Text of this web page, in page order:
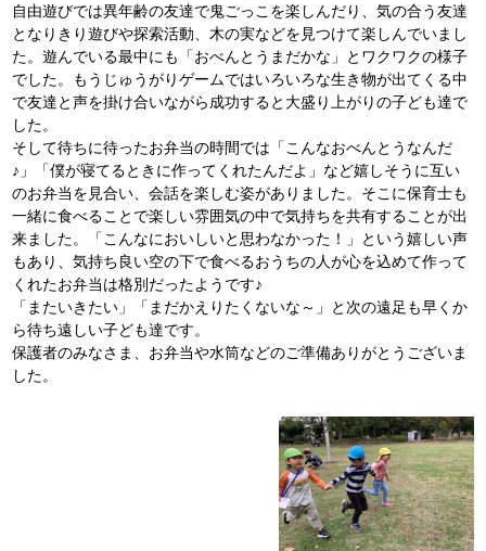
自由遊びでは異年齢の友達で鬼ごっこを楽しんだり、気の合う友達
となりきり遊びや探索活動、木の実などを見つけて楽しんでいまし
た。遊んでいる最中にも「おべんとうまだかな」とワクワクの様子
でした。もうじゅうがりゲームではいろいろな生き物が出てくる中
で友達と声を掛け合いながら成功すると大盛り上がりの子ども達で
した。
そして待ちに待ったお弁当の時間では「こんなおべんとうなんだ
♪」「僕が寝てるときに作ってくれたんだよ」など嬉しそうに互い
のお弁当を見合い、会話を楽しむ姿がありました。そこに保育士も
一緒に食べることで楽しい雰囲気の中で気持ちを共有することが出
来ました。「こんなにおいしいと思わなかった！」という嬉しい声
もあり、気持ち良い空の下で食べるおうちの人が心を込めて作って
くれたお弁当は格別だったようです♪
「またいきたい」「まだかえりたくないな～」と次の遠足も早くか
ら待ち遠しい子ども達です。
保護者のみなさま、お弁当や水筒などのご準備ありがとうございま
した。